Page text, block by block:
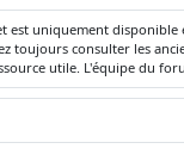
est uniquement
consulter les
utile. L'équipe du